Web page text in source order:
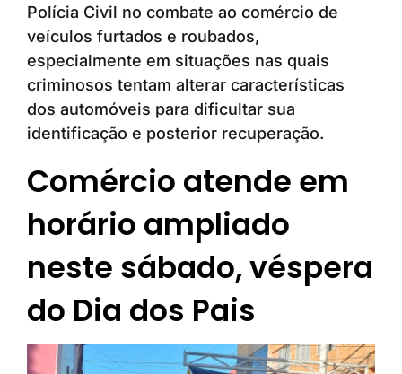
Polícia Civil no combate ao comércio de
veículos furtados e roubados,
especialmente em situações nas quais
criminosos tentam alterar características
dos automóveis para dificultar sua
identificação e posterior recuperação.
Comércio atende em
horário ampliado
neste sábado, véspera
do Dia dos Pais